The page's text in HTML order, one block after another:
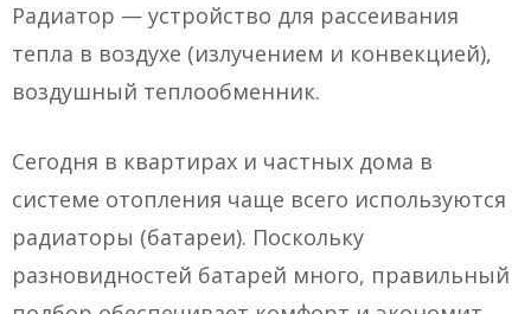
Радиатор — устройство для рассеивания
тепла в воздухе (излучением и конвекцией),
воздушный теплообменник.
Сегодня в квартирах и частных дома в
системе отопления чаще всего используются
радиаторы (батареи). Поскольку
разновидностей батарей много, правильный